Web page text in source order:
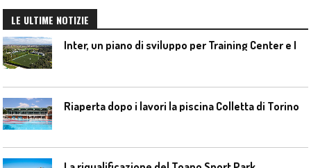
LE ULTIME NOTIZIE
Riaperta dopo i lavori la piscina Colletta di Torino